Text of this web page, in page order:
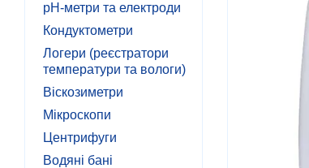
pH-метри та електроди
Кондуктометри
Логери (реєстратори
температури та вологи)
Віскозиметри
Мікроскопи
Центрифуги
Водяні бані